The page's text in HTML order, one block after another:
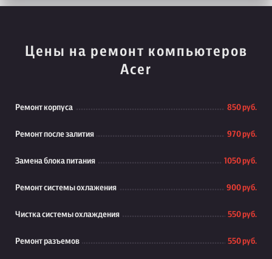
Цены на ремонт компьютеров
Acer
Ремонт корпуса 850 руб.
Ремонт после залития 970 руб.
Замена блока питания 1050 руб.
Ремонт системы охлажения 900 руб.
Чистка системы охлаждения 550 руб.
Ремонт разъемов 550 руб.